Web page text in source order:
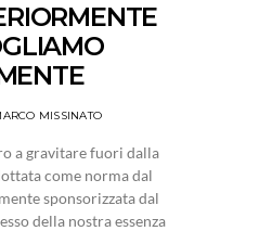
MISSINATO
a gravitare fuori dalla
come norma dal
sponsorizzata dal
della nostra essenza